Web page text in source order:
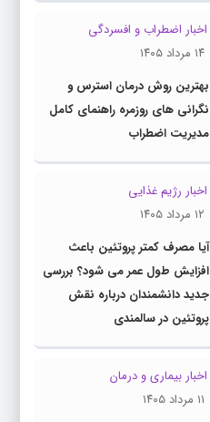
اخبار اضطراب و افسردگی
۱۴ مرداد ۱۴۰۵
بهترین روش درمان استرس و
نگرانی های روزمره راهنمای کامل
مدیریت اضطراب
اخبار رژیم غذایی
۱۲ مرداد ۱۴۰۵
آیا مصرف کمتر پروتئین باعث
افزایش طول عمر می شود؟ بررسی
جدید دانشمندان درباره نقش
پروتئین در سالمندی
اخبار بیماری و درمان
۱۱ مرداد ۱۴۰۵